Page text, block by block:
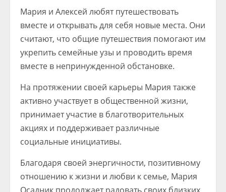
Мария и Алексей любят путешествовать
вместе и открывать для себя новые места. Они
считают, что общие путешествия помогают им
укрепить семейные узы и проводить время
вместе в непринужденной обстановке.
На протяжении своей карьеры Мария также
активно участвует в общественной жизни,
принимает участие в благотворительных
акциях и поддерживает различные
социальные инициативы.
Благодаря своей энергичности, позитивному
отношению к жизни и любви к семье, Мария